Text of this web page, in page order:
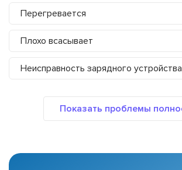
Перегревается
Плохо всасывает
Неисправность зарядного устройства